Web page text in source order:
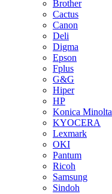
Brother
Cactus
Canon
Deli
Digma
Epson
Fplus
G&G
Hiper
HP
Konica Minolta
KYOCERA
Lexmark
OKI
Pantum
Ricoh
Samsung
Sindoh